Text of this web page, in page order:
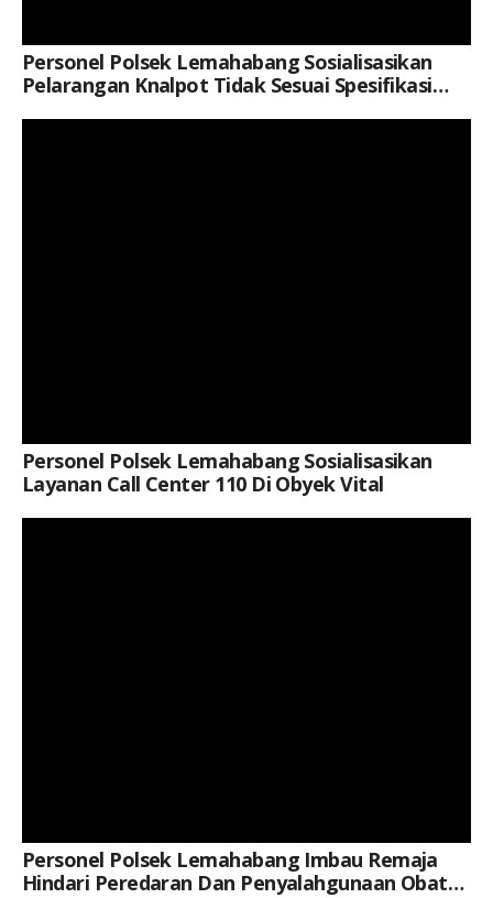
Personel Polsek Lemahabang Sosialisasikan
Pelarangan Knalpot Tidak Sesuai Spesifikasi
Keterangan Gambar: Aipda Yuli Roy, Saat Kegiatan
Personel Polsek Lemahabang Sosialisasikan
Layanan Call Center 110 Di Obyek Vital
Keterangan Gambar: Aipda Dian Susanto, S.I.P., Saat Kegiatan
Personel Polsek Lemahabang Imbau Remaja
Hindari Peredaran Dan Penyalahgunaan Obat